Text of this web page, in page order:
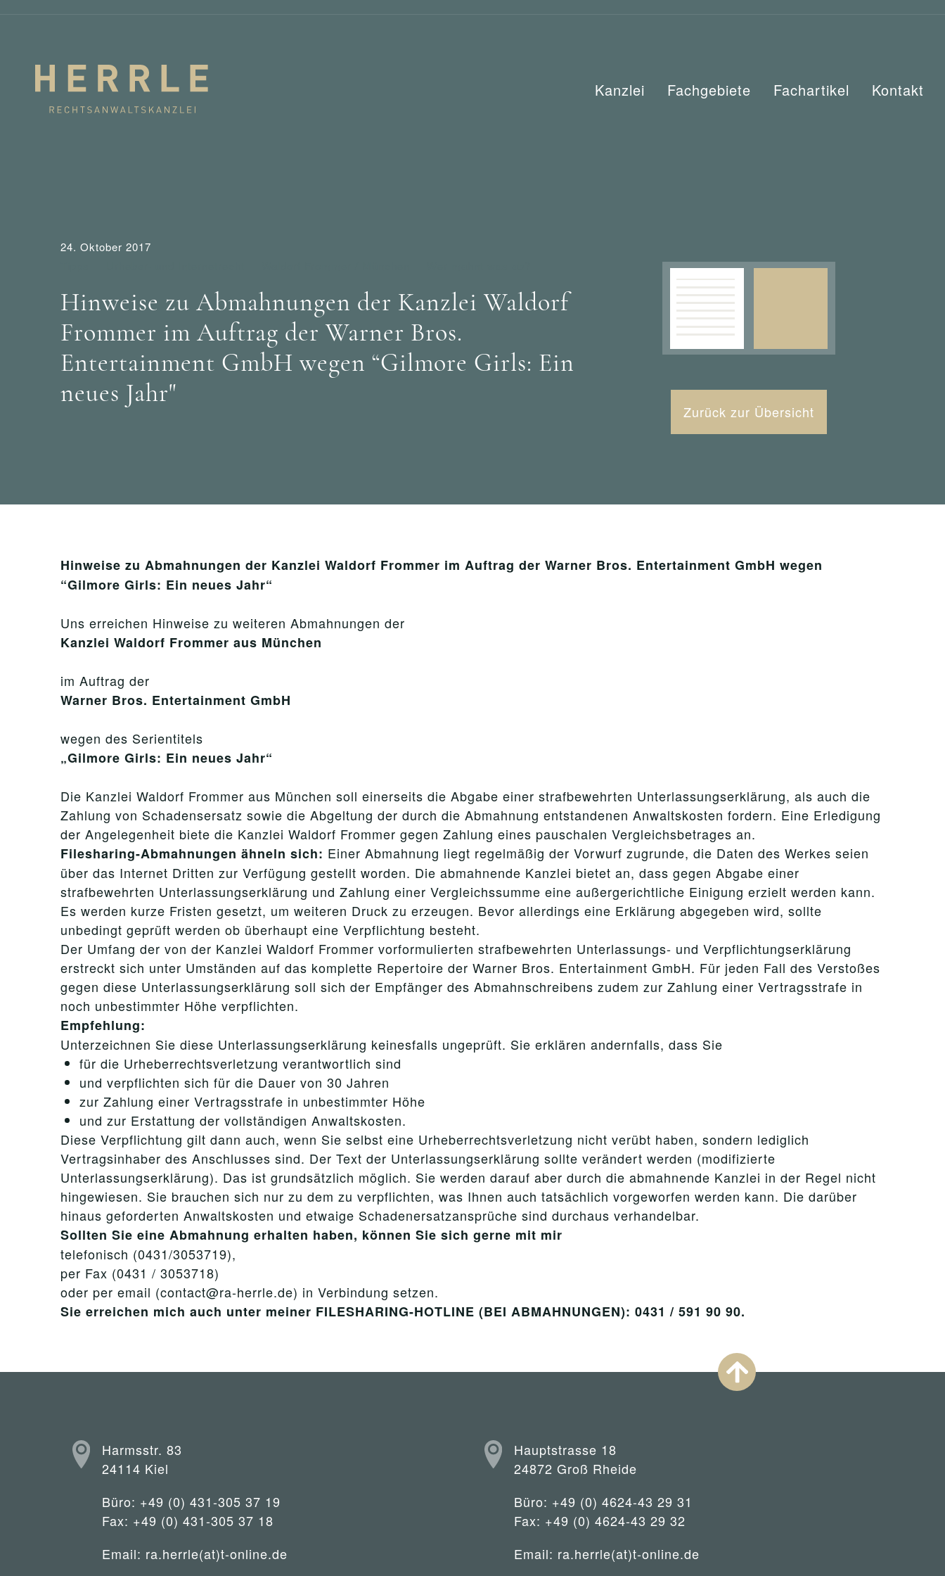
Kanzlei Fachgebiete Fachartikel Kontakt
24. Oktober 2017
Hinweise zu Abmahnungen der Kanzlei Waldorf
Frommer im Auftrag der Warner Bros.
Entertainment GmbH wegen “Gilmore Girls: Ein
neues Jahr"
Zurück zur Übersicht
Hinweise zu Abmahnungen der Kanzlei Waldorf Frommer im Auftrag der Warner Bros. Entertainment GmbH wegen
“Gilmore Girls: Ein neues Jahr“
Uns erreichen Hinweise zu weiteren Abmahnungen der
Kanzlei Waldorf Frommer aus München
im Auftrag der
Warner Bros. Entertainment GmbH
wegen des Serientitels
„Gilmore Girls: Ein neues Jahr“
Die Kanzlei Waldorf Frommer aus München soll einerseits die Abgabe einer strafbewehrten Unterlassungserklärung, als auch die
Zahlung von Schadensersatz sowie die Abgeltung der durch die Abmahnung entstandenen Anwaltskosten fordern. Eine Erledigung
der Angelegenheit biete die Kanzlei Waldorf Frommer gegen Zahlung eines pauschalen Vergleichsbetrages an.
Filesharing-Abmahnungen ähneln sich: Einer Abmahnung liegt regelmäßig der Vorwurf zugrunde, die Daten des Werkes seien
über das Internet Dritten zur Verfügung gestellt worden. Die abmahnende Kanzlei bietet an, dass gegen Abgabe einer
strafbewehrten Unterlassungserklärung und Zahlung einer Vergleichssumme eine außergerichtliche Einigung erzielt werden kann.
Es werden kurze Fristen gesetzt, um weiteren Druck zu erzeugen. Bevor allerdings eine Erklärung abgegeben wird, sollte
unbedingt geprüft werden ob überhaupt eine Verpflichtung besteht.
Der Umfang der von der Kanzlei Waldorf Frommer vorformulierten strafbewehrten Unterlassungs- und Verpflichtungserklärung
erstreckt sich unter Umständen auf das komplette Repertoire der Warner Bros. Entertainment GmbH. Für jeden Fall des Verstoßes
gegen diese Unterlassungserklärung soll sich der Empfänger des Abmahnschreibens zudem zur Zahlung einer Vertragsstrafe in
noch unbestimmter Höhe verpflichten.
Empfehlung:
Unterzeichnen Sie diese Unterlassungserklärung keinesfalls ungeprüft. Sie erklären andernfalls, dass Sie
für die Urheberrechtsverletzung verantwortlich sind
und verpflichten sich für die Dauer von 30 Jahren
zur Zahlung einer Vertragsstrafe in unbestimmter Höhe
und zur Erstattung der vollständigen Anwaltskosten.
Diese Verpflichtung gilt dann auch, wenn Sie selbst eine Urheberrechtsverletzung nicht verübt haben, sondern lediglich
Vertragsinhaber des Anschlusses sind. Der Text der Unterlassungserklärung sollte verändert werden (modifizierte
Unterlassungserklärung). Das ist grundsätzlich möglich. Sie werden darauf aber durch die abmahnende Kanzlei in der Regel nicht
hingewiesen. Sie brauchen sich nur zu dem zu verpflichten, was Ihnen auch tatsächlich vorgeworfen werden kann. Die darüber
hinaus geforderten Anwaltskosten und etwaige Schadenersatzansprüche sind durchaus verhandelbar.
Sollten Sie eine Abmahnung erhalten haben, können Sie sich gerne mit mir
telefonisch (0431/3053719),
per Fax (0431 / 3053718)
oder per email (contact@ra-herrle.de) in Verbindung setzen.
Sie erreichen mich auch unter meiner FILESHARING-HOTLINE (BEI ABMAHNUNGEN): 0431 / 591 90 90.
Harmsstr. 83
24114 Kiel
Büro: +49 (0) 431-305 37 19
Fax: +49 (0) 431-305 37 18
Email: ra.herrle(at)t-online.de
Hauptstrasse 18
24872 Groß Rheide
Büro: +49 (0) 4624-43 29 31
Fax: +49 (0) 4624-43 29 32
Email: ra.herrle(at)t-online.de